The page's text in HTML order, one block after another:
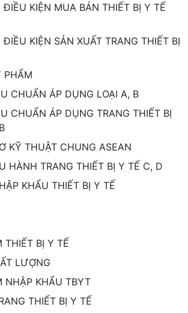
KIỆN MUA BÁN THIẾT BỊ Y TẾ
KIỆN SẢN XUẤT TRANG THIẾT BỊ
PHẨM
CHUẨN ÁP DỤNG LOẠI A, B
CHUẨN ÁP DỤNG TRANG THIẾT BỊ
KỸ THUẬT CHUNG ASEAN
HÀNH TRANG THIẾT BỊ Y TẾ C, D
KHẨU THIẾT BỊ Y TẾ
THIẾT BỊ Y TẾ
LƯỢNG
NHẬP KHẨU TBYT
THIẾT BỊ Y TẾ